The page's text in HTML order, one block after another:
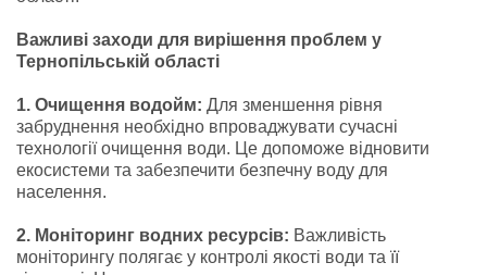
Важливі заходи для вирішення проблем у
Тернопільській області
1. Очищення водойм: Для зменшення рівня
забруднення необхідно впроваджувати сучасні
технології очищення води. Це допоможе відновити
екосистеми та забезпечити безпечну воду для
населення.
2. Моніторинг водних ресурсів: Важливість
моніторингу полягає у контролі якості води та її